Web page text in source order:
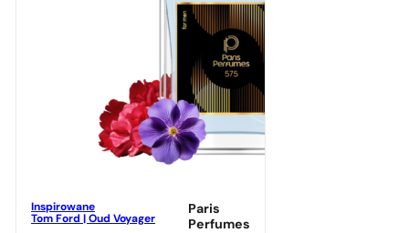
Inspirowane
Tom Ford | Oud Voyager
Paris
Perfumes